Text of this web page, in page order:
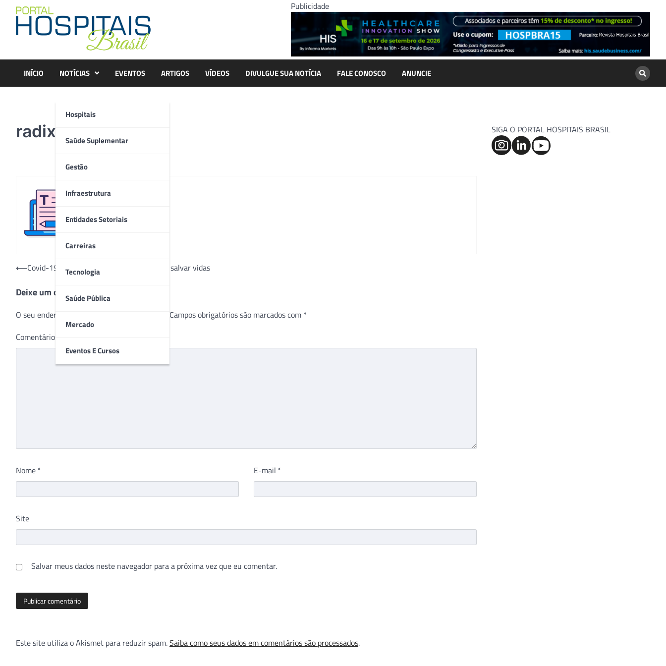
content
Publicidade
INÍCIO NOTÍCIAS
Hospitais
Saúde Suplementar
Gestão
Infraestrutura
Entidades Setoriais
Carreiras
Tecnologia
Saúde Pública
Mercado
Eventos E Cursos
EVENTOS ARTIGOS VÍDEOS DIVULGUE SUA NOTÍCIA FALE CONOSCO ANUNCIE
radix
Navegação
Post
⟵Covid-19: Projetos de tecnologia ajudam a salvar vidas
Deixe um comentário
O seu endereço de e-mail não será publicado. Campos obrigatórios são marcados com *
Comentário
Nome * E-mail *
Site
Salvar meus dados neste navegador para a próxima vez que eu comentar.
Este site utiliza o Akismet para reduzir spam.Saiba como seus dados em comentários são processados.
SIGA O PORTAL HOSPITAIS BRASIL